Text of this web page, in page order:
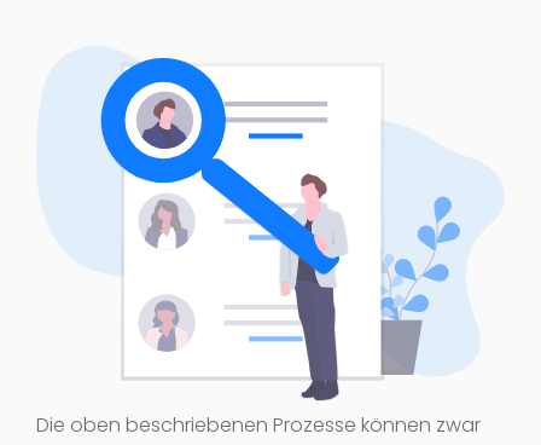
Die oben beschriebenen Prozesse können zwar